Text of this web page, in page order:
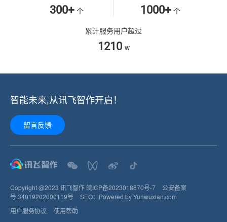
300+ 个 1000+ 个
累计服务用户超过
1210 w
智能未来,从讯飞智作开启！
留言反馈
Copyright @2023 讯飞智作 皖ICP备2023018870号-7
公安备案
号:34019202000119号 SEO： Powered by Yunwuxian.com
用户服务协议
使用帮助